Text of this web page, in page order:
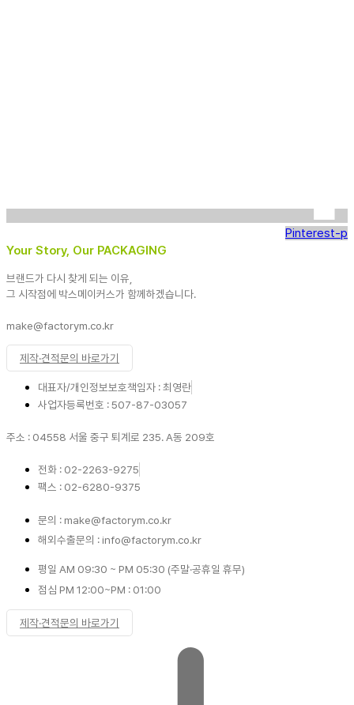
Pinterest-p
Your Story, Our PACKAGING
브랜드가 다시 찾게 되는 이유,
그 시작점에 박스메이커스가 함께하겠습니다.
make@factorym.co.kr
제작·견적문의 바로가기
대표자/개인정보보호책임자 : 최영란
사업자등록번호 : 507-87-03057
주소 : 04558 서울 중구 퇴계로 235. A동 209호
전화 : 02-2263-9275
팩스 : 02-6280-9375
문의 : make@factorym.co.kr
해외수출문의 : info@factorym.co.kr
평일 AM 09:30 ~ PM 05:30 (주말·공휴일 휴무)
점심 PM 12:00~PM : 01:00
제작·견적문의 바로가기